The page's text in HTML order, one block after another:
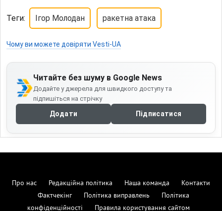
Теги: Ігор Молодан ракетна атака
Чому ви можете довіряти Vesti-UA
Читайте без шуму в Google News
Додайте у джерела для швидкого доступу та
підпишіться на стрічку
Додати Підписатися
Про нас Редакційна політика Наша команда
Контакти
Фактчекінг
Політика виправлень
Політика
конфіденційності
Правила користування сайтом